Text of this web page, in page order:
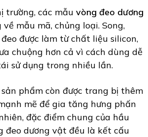
trường, các mẫu vòng đeo dương
mẫu mã, chủng loại. Song,
được làm từ chất liệu silicon,
chuộng hơn cả vì cách dùng dễ
sử dụng trong nhiều lần.
phẩm còn được trang bị thêm
mẽ để gia tăng hưng phấn
đặc điểm chung của hầu
đeo dương vật đều là kết cấu